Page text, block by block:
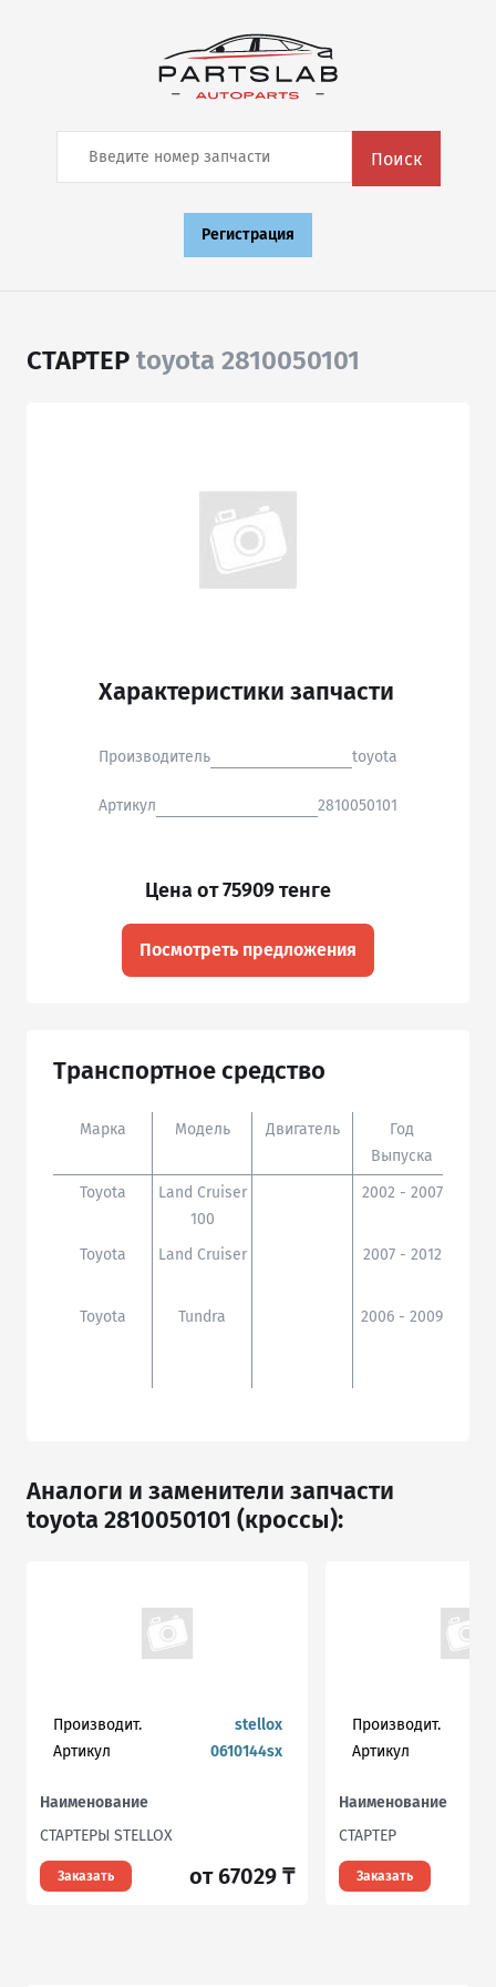
Поиск
Регистрация
СТАРТЕР toyota 2810050101
Характеристики запчасти
Производитель toyota
Артикул 2810050101
Цена от 75909 тенге
Посмотреть предложения
Транспортное средство
Марка Модель Двигатель
Год
Выпуска
Toyota
Land Cruiser
100
2002 - 2007
Toyota
Land Cruiser 2007 - 2012
Toyota
Tundra 2006 - 2009
Аналоги и заменители запчасти
toyota 2810050101 (кроссы):
Производит.
stellox
Артикул
0610144sx
Наименование
СТАРТЕРЫ STELLOX
Заказать от 67029 ₸
Производит.
Артикул
Наименование
СТАРТЕР
Заказать